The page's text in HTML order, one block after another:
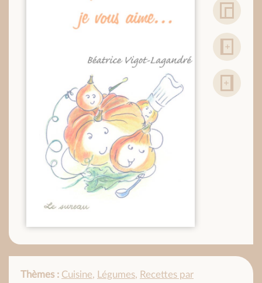
Thèmes : Cuisine, Légumes, Recettes par